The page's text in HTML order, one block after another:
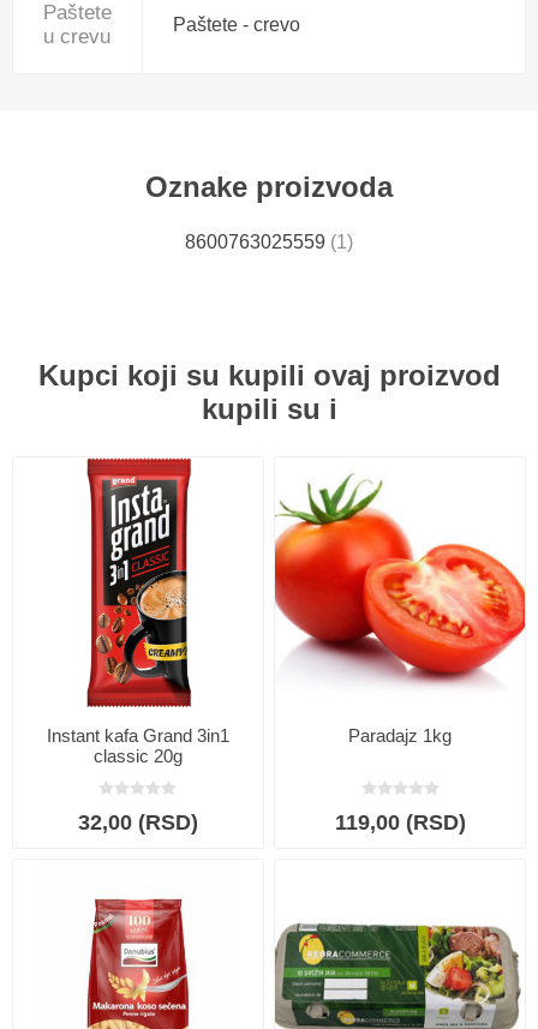
Paštete
u crevu
Paštete - crevo
Oznake proizvoda
8600763025559 (1)
Kupci koji su kupili ovaj proizvod
kupili su i
Instant kafa Grand 3in1
classic 20g
32,00 (RSD)
Paradajz 1kg
119,00 (RSD)